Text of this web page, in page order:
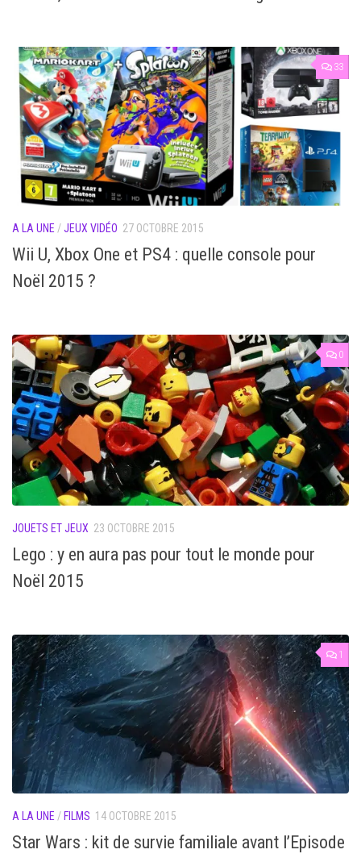
33
A LA UNE /JEUX VIDÉO 27 OCTOBRE 2015
Wii U, Xbox One et PS4 : quelle console pour
Noël 2015 ?
0
JOUETS ET JEUX 23 OCTOBRE 2015
Lego : y en aura pas pour tout le monde pour
Noël 2015
1
A LA UNE/ FILMS 14 OCTOBRE 2015
Star Wars : kit de survie familiale avant l’Episode